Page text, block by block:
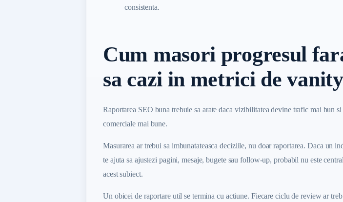
consistenta.
Cum masori progresul
sa cazi in metrici de vanity
Raportarea SEO buna trebuie sa arate daca vizibilitatea devine trafic mai bun si
comerciale mai bune.
Masurarea ar trebui sa imbunatateasca deciziile, nu doar raportarea. Daca un
te ajuta sa ajustezi pagini, mesaje, bugete sau follow-up, probabil nu este
acest subiect.
Un obicei de raportare util se termina cu actiune. Fiecare ciclu de review ar